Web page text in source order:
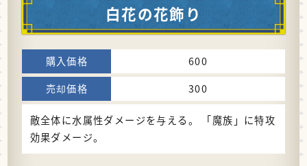
白花の花飾り
600
300
敵全体に水属性ダメージを与える。 「魔族」に特攻
効果ダメージ。